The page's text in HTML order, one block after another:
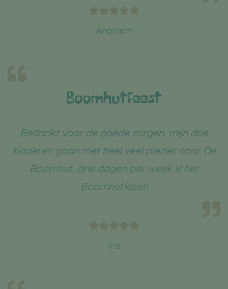
Anoniem
Boomhutfeest
Bedankt voor de goede zorgen, mijn drie
kinderen gaan met heel veel plezier naar De
Boomhut, drie dagen per week is het
Boomhutfeest!
Iris